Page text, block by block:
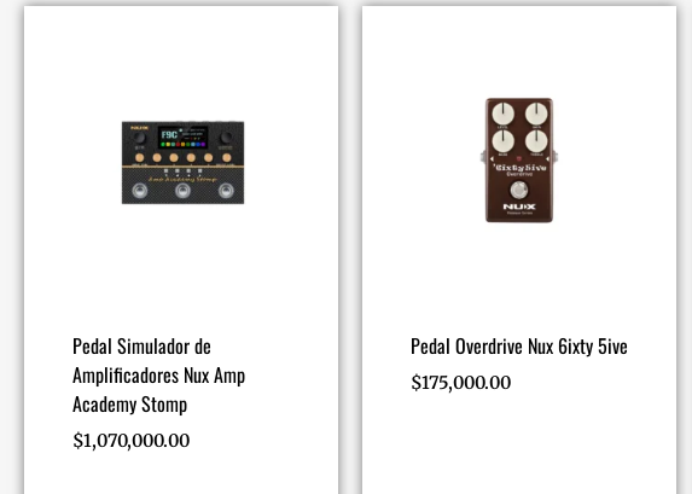
Pedal Simulador de
Amplificadores Nux Amp
Academy Stomp
$1,070,000.00
Pedal Overdrive Nux 6ixty 5ive
$175,000.00